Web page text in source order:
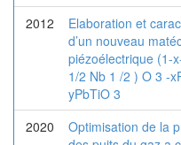
2012
Elaboration et
d’un nouveau
piézoélectrique (1-
1/2 Nb 1 /2 ) O 3 -
yPbTiO 3
2020
Optimisation de la